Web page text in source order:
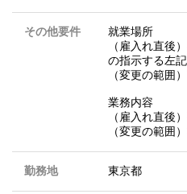
その他要件
就業場所
（雇入れ直後
の指示する左
（変更の範囲
業務内容
（雇入れ直後
（変更の範囲
勤務地 東京都